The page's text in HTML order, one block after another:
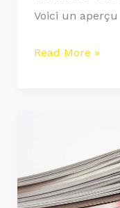
Voici un
Read More »
Plateformes
de
Formation